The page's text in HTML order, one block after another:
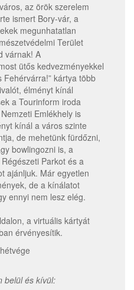
az örök szerelem
ismert Bory-vár, a
megunhatatlan
Terület
várnak! A
ütős kedvezményekkel
Fehérvárra!” kártya több
élményt kínál
a Tourinform iroda
Emlékhely is
kínál a város szinte
de mehetünk fürdőzni,
bowlingozni is, a
Parkot és a
ajánljuk. Már egyetlen
de a kínálatot
ennyi nem lesz elég.
a virtuális kártyát
érvényesítik.
belül és kívül: